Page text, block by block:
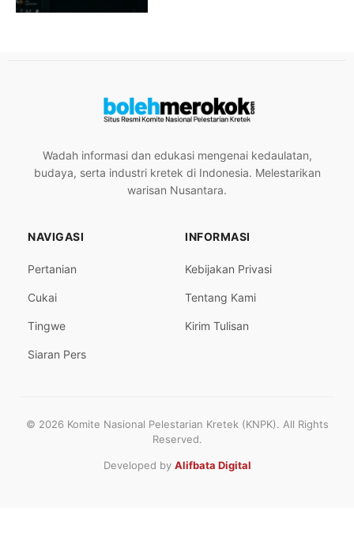
Wadah informasi dan edukasi mengenai kedaulatan,
budaya, serta industri kretek di Indonesia. Melestarikan
warisan Nusantara.
NAVIGASI
Pertanian
Cukai
Tingwe
Siaran Pers
INFORMASI
Kebijakan Privasi
Tentang Kami
Kirim Tulisan
© 2026 Komite Nasional Pelestarian Kretek (KNPK). All Rights
Reserved.
Developed by Alifbata Digital